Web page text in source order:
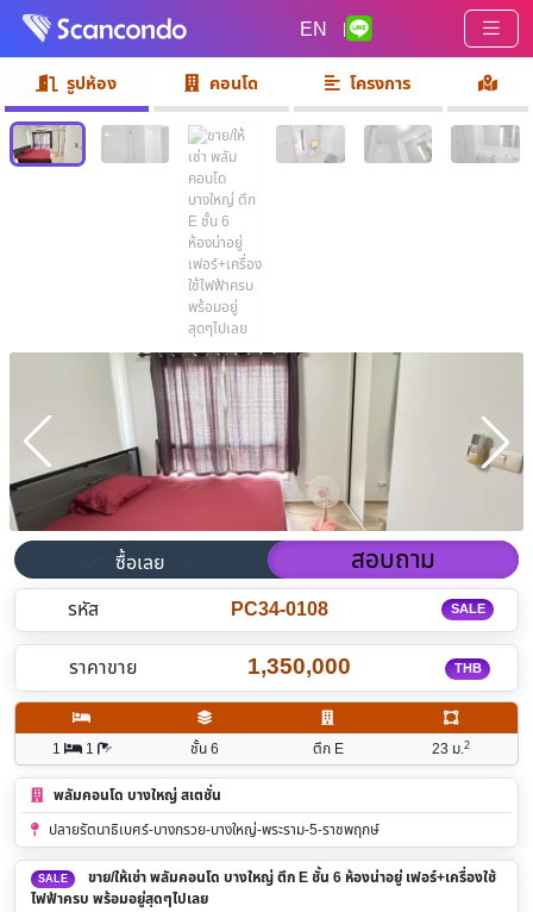
EN |
รูปห้อง คอนโด โครงการ
ซื้อเลย สอบถาม
รหัส PC34-0108 SALE
ราคาขาย 1,350,000 THB
1 1 ชั้น 6 ตึก E 23 ม.2
พลัมคอนโด บางใหญ่ สเตชั่น
ปลายรัตนาธิเบศร์-บางกรวย-บางใหญ่-พระราม-5-ราชพฤกษ์
SALE
ขาย/ให้เช่า พลัมคอนโด บางใหญ่ ตึก E ชั้น 6 ห้องน่าอยู่ เฟอร์+เครื่องใช้
ไฟฟ้าครบ พร้อมอยู่สุดๆไปเลย